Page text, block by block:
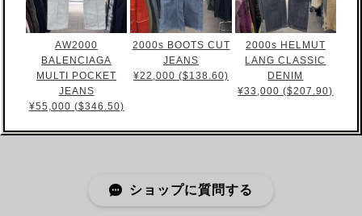
AW2000
BALENCIAGA
MULTI POCKET
JEANS
¥55,000 ($346.50)
2000s BOOTS CUT
JEANS
¥22,000 ($138.60)
2000s HELMUT
LANG CLASSIC
DENIM
¥33,000 ($207.90)
ショップに質問する